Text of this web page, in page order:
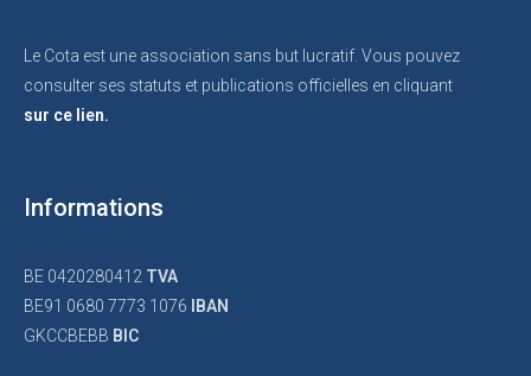
Le Cota est une association sans but lucratif. Vous pouvez
consulter ses statuts et publications officielles en cliquant
sur ce lien.
Informations
BE 0420280412 TVA
BE91 0680 7773 1076
IBAN
GKCCBEBB BIC